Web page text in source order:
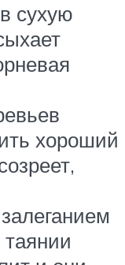
сухую
хороший